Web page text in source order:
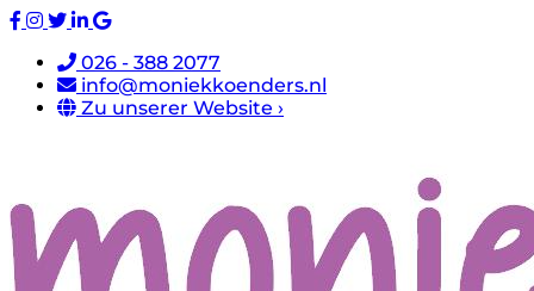
026 - 388 2077
info@moniekkoenders.nl
Zu unserer Website ›